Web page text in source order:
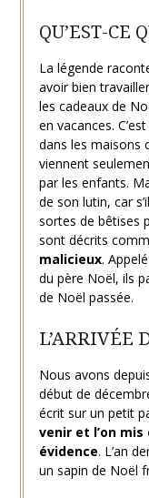
QU’EST-CE
La légende
avoir bien
les cadeaux de
en vacances.
dans les maisons
viennent
par les enfants.
de son lutin, car
sortes de bêtises
sont décrits
malicieux.
du père Noël, ils
de Noël passée.
L’ARRIVÉE
Nous avons
début de
écrit sur un petit
venir et l’on
évidence. L’an
un sapin de Noël